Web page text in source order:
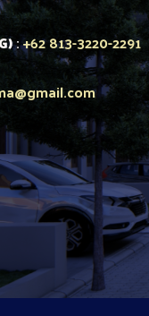
:+62 813-3220-2291
@gmail.com